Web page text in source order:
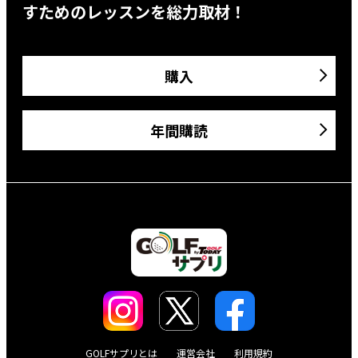
すためのレッスンを総力取材！
購入
年間購読
GOLFサプリとは 運営会社 利用規約